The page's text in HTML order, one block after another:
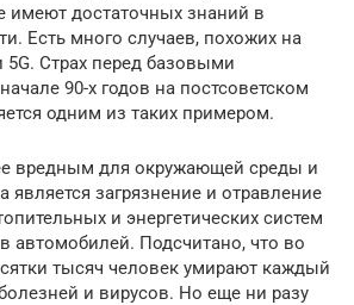
имеют достаточных знаний в
Есть много случаев, похожих на
Страх перед базовыми
90-х годов на постсоветском
одним из таких примером.
вредным для окружающей среды и
является загрязнение и отравление
и энергетических систем
автомобилей. Подсчитано, что во
тысяч человек умирают каждый
и вирусов. Но еще ни разу